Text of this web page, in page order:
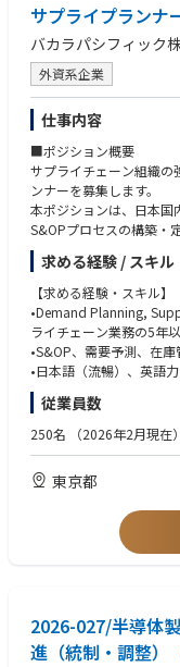
ォーマンス、供給の継
伝達する。
• 計画およびオペレーションチームと連携し、調達業務が生産スケジュー
ル、在庫戦略、および顧
• 繰り返し発生する供給の混乱や実行上の課題について、根本原因の分析
および是正措置を推進す
• S&OEおよびS&OPプロセスを含む業務ガバナンスの場を通じて、調達実
行上のリスクやパフォー
保する。
• 担当拠点全体で、標準業務、エスカレーションのルール、および調達ガ
バナンスの実践を推進す
• 購買実行のパフォーマンスを分析し、主要指標を活用して、納期遵守、
在庫健全性、フルフィル
る改善機会を特定する。
善、自動化イニシアチ
• 購買プロセス、エスカレーション管理、およびリスク軽減戦略につい
て、調達、計画、および
ダンスと専門知識を提供
善イニシアチブの策定ま
• 優れた分析力、コミュニケーション能力、問題解決能力を備え、直接的
な権限を持たない状況
• 指標、ダッシュボード、および業務パフォーマンス指標を活用して、意
思決定を支援し、実行成
サプライプランナ
バカラパシフィック
外資系企業
仕事内容
■ポジション概要
サプライチェーン組織の
ンナーを募集します。
本ポジションは、日本国
S&OPプロセスの構築・
ティング、財務経理など
ンス本国のサプライチェ
ス成長を支えていただき
【主な業務内容】
•マーケティングと協働
ョン計画を踏まえた供給
•フランス本国のサプラ
•日本国内のS&OPプロセ
•営業、マーケティング
•在庫水準の最適化、欠
•マーケティング部門と
•新商品、限定品、季節
◇KPIのモニタリング、
求める経験 / スキル
【求める経験・スキル】
•Demand Planning,
ライチェーン業務の5年
•S&OP、需要予測、在
•日本語（流暢）、英語
•PCスキル（Excel,
【求める人物像】
•数字に基づきながらも
•部門横断で円滑にコミ
•国内外の関係者と建設
•変化のある環境を前向
従業員数
250名 （2026年2月現在）
東京都
2026-027/半導体
進（統制・調整）